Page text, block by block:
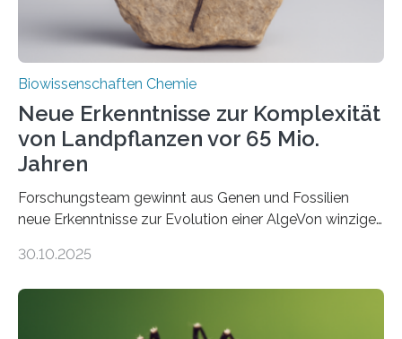
Biowissenschaften Chemie
Neue Erkenntnisse zur Komplexität
von Landpflanzen vor 65 Mio.
Jahren
Forschungsteam gewinnt aus Genen und Fossilien
neue Erkenntnisse zur Evolution einer AlgeVon winzigen
Landpflanzen zählen zu den komplexesten
Grünalgen, die vor Hunderten von Millionen Jahren
30.10.2025